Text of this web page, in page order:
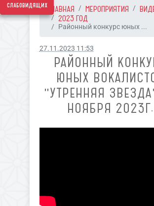
слабовидящихГЛАВНАЯ МЕРОПРИЯТИЯ
2023 ГОД
Районный конкурс юных ...
27.11.2023 11:53
РАЙОННЫЙ
ЮНЫХ
"УТРЕННЯЯ
НОЯБРЯ 2023Г.